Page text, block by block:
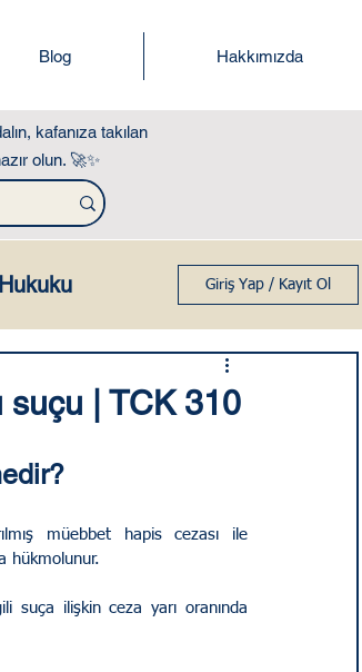
Blog Hakkımızda
kafanıza takılan
olun. 🚀✨
Giriş Yap / Kayıt Ol
suçu | TCK 310
müebbet hapis cezası ile
hükmolunur.
suça ilişkin ceza yarı oranında